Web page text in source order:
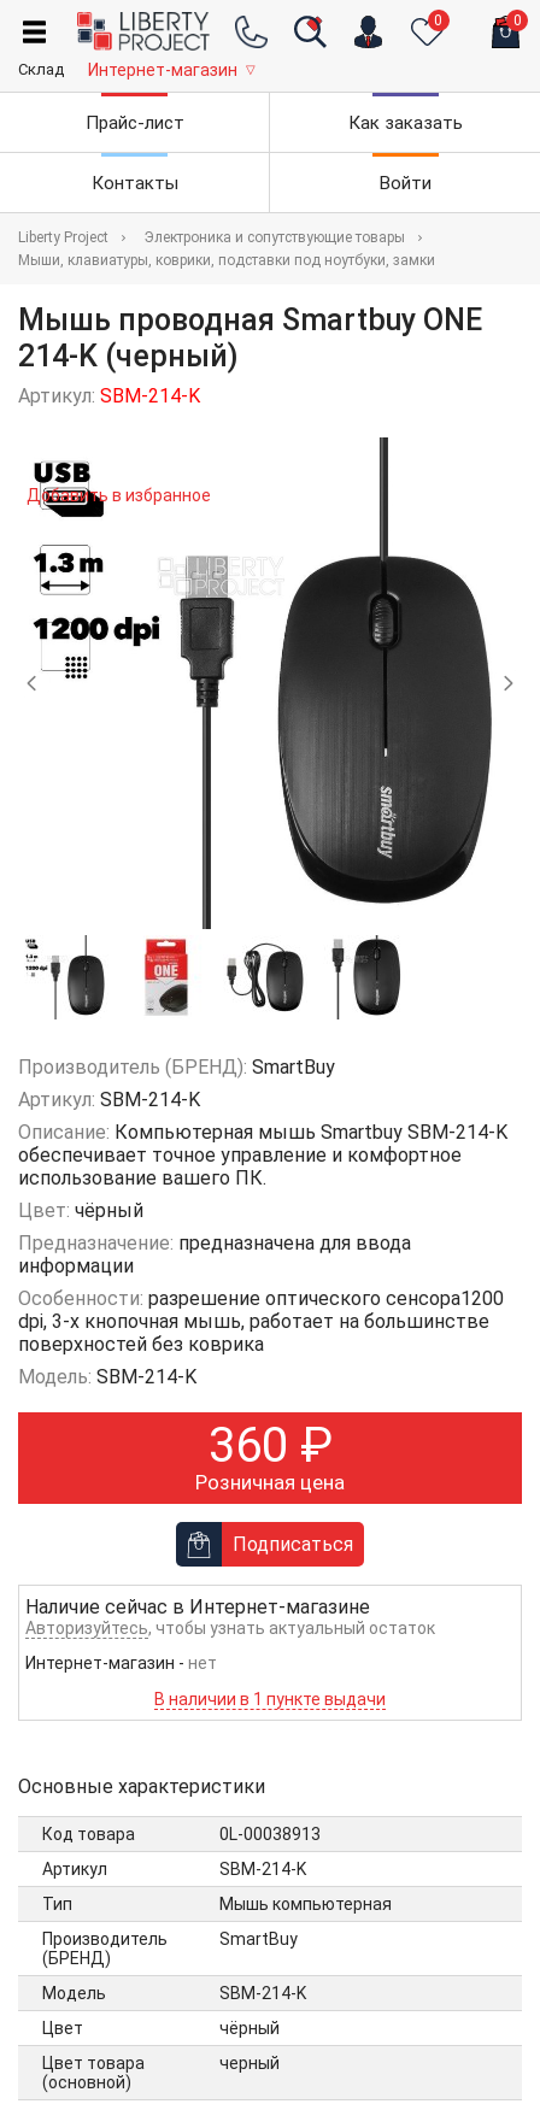
0 0
Склад Интернет-магазин ▽
Прайс-лист Как заказать
Контакты Войти
Liberty Project
Электроника и сопутствующие товары
Мыши, клавиатуры, коврики, подставки под ноутбуки, замки
Мышь проводная Smartbuy ONE
214-K (черный)
Артикул: SBM-214-K
Добавить в избранное
Производитель (БРЕНД): SmartBuy
Артикул: SBM-214-K
Описание: Компьютерная мышь Smartbuy SBM-214-K
обеспечивает точное управление и комфортное
использование вашего ПК.
Цвет: чёрный
Предназначение: предназначена для ввода
информации
Особенности: разрешение оптического сенсора1200
dpi, 3-х кнопочная мышь, работает на большинстве
поверхностей без коврика
Модель: SBM-214-K
360 ₽
Розничная цена
Подписаться
Наличие сейчас в Интернет-магазине
Авторизуйтесь, чтобы узнать актуальный остаток
Интернет-магазин - нет
В наличии в 1 пункте выдачи
Основные характеристики
Код товара
0L-00038913
Артикул
SBM-214-K
Тип
Мышь компьютерная
Производитель
(БРЕНД)
SmartBuy
Модель
SBM-214-K
Цвет
чёрный
Цвет товара
(основной)
черный